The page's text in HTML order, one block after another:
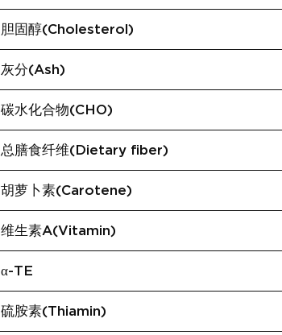
胆固醇(Cholesterol)
灰分(Ash)
碳水化合物(CHO)
总膳食纤维(Dietary fiber)
胡萝卜素(Carotene)
维生素A(Vitamin)
α-TE
硫胺素(Thiamin)